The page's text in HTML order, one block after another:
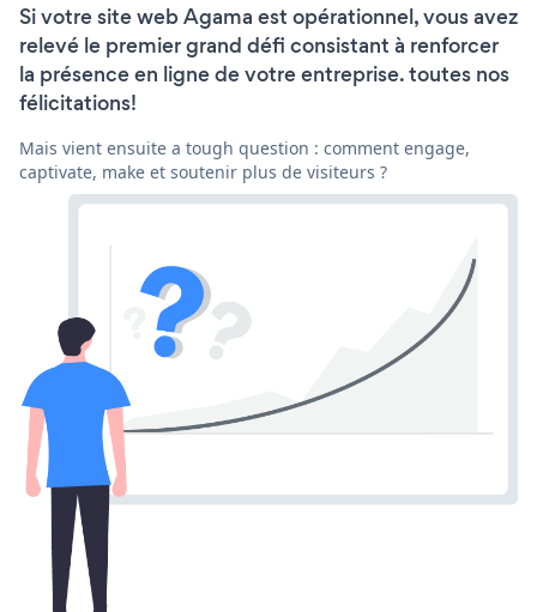
Si votre site web Agama est opérationnel, vous avez
relevé le premier grand défi consistant à renforcer
la présence en ligne de votre entreprise. toutes nos
félicitations!
Mais vient ensuite a tough question : comment engage,
captivate, make et soutenir plus de visiteurs ?